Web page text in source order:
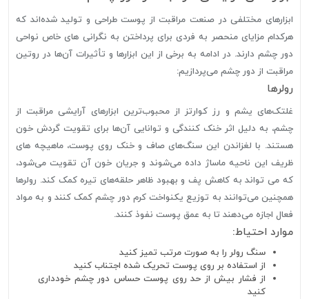
ابزارهای مختلفی در صنعت مراقبت از پوست طراحی و تولید شده‌اند که
هرکدام مزایای منحصر به فردی برای پرداختن به نگرانی های خاص نواحی
دور چشم دارند. در ادامه به برخی از این ابزارها و تأثیرات آن‌ها در روتین
مراقبت از دور چشم می‌پردازیم:
رولرها
غلتک‌های یشم و رز کوارتز از محبوب‌ترین ابزارهای آرایشی مراقبت از
چشم، به دلیل اثر خنک کنندگی و توانایی آن‌ها برای تقویت گردش خون
هستند. با لغزاندن این سنگ‌های صاف و خنک روی پوست، ماهیچه های
ظریف این ناحیه ماساژ داده می‌شوند و جریان خون آن تقویت می‌شود،
که می تواند به کاهش پف و بهبود ظاهر حلقه‌های تیره کمک کند. رولرها
همچنین می‌توانند به توزیع یکنواخت کرم دور چشم کمک کنند و به مواد
فعال اجازه می‌دهند تا به عمق پوست نفوذ کنند.
موارد احتیاط:
سنگ رولر را به صورت مرتب تمیز کنید
از استفاده بر روی پوست تحریک شده اجتناب کنید
از فشار بیش از حد روی پوست حساس دور چشم خودداری
کنید